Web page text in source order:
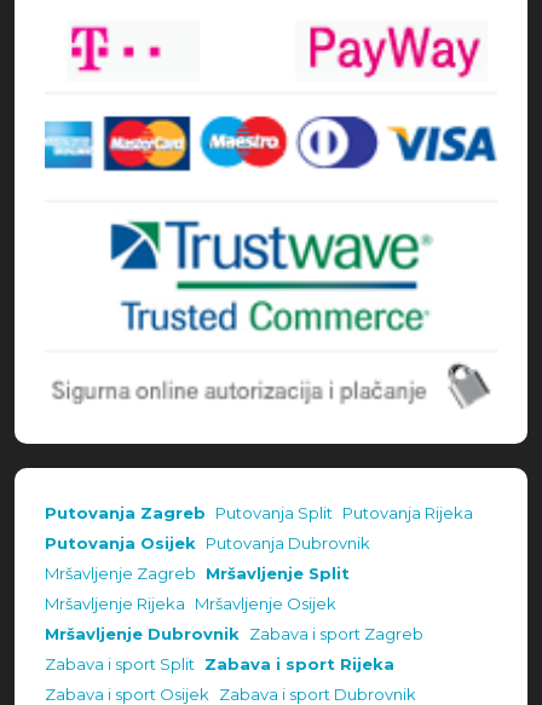
Putovanja Zagreb Putovanja Split Putovanja Rijeka
Putovanja Osijek Putovanja Dubrovnik
Mršavljenje Zagreb
Mršavljenje Split
Mršavljenje Rijeka
Mršavljenje Osijek
Mršavljenje Dubrovnik Zabava i sport Zagreb
Zabava i sport Split Zabava i sport Rijeka
Zabava i sport Osijek Zabava i sport Dubrovnik